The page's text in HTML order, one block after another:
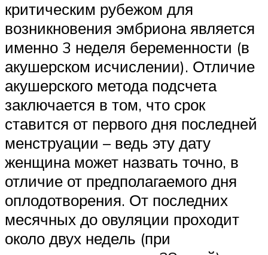
критическим рубежом для
возникновения эмбриона является
именно 3 неделя беременности (в
акушерском исчислении). Отличие
акушерского метода подсчета
заключается в том, что срок
ставится от первого дня последней
менструации – ведь эту дату
женщина может назвать точно, в
отличие от предполагаемого дня
оплодотворения. От последних
месячных до овуляции проходит
около двух недель (при